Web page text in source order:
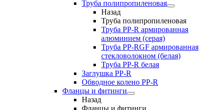
Труба полипропиленовая
Назад
Труба полипропиленовая
Труба PP-R армированная
алюминием (серая)
Труба PP-RGF армированная
стекловолокном (белая)
Труба РР-R белая
Заглушка PP-R
Обводное колено PP-R
Фланцы и фитинги
Назад
Фланцы и фитинги